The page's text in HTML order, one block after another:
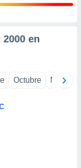
en
Octubre